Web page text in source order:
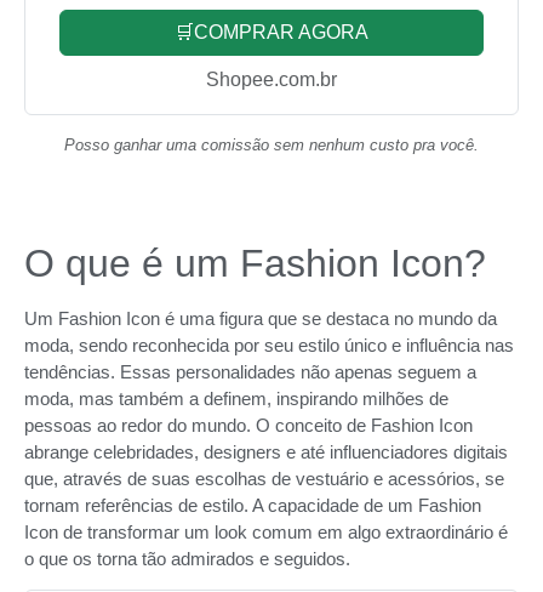
🛒COMPRAR AGORA
Shopee.com.br
Posso ganhar uma comissão sem nenhum custo pra você.
O que é um Fashion Icon?
Um Fashion Icon é uma figura que se destaca no mundo da
moda, sendo reconhecida por seu estilo único e influência nas
tendências. Essas personalidades não apenas seguem a
moda, mas também a definem, inspirando milhões de
pessoas ao redor do mundo. O conceito de Fashion Icon
abrange celebridades, designers e até influenciadores digitais
que, através de suas escolhas de vestuário e acessórios, se
tornam referências de estilo. A capacidade de um Fashion
Icon de transformar um look comum em algo extraordinário é
o que os torna tão admirados e seguidos.